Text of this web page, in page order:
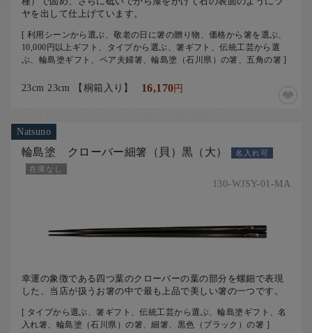
ヤを出して仕上げています。
[ 利用シーンから選ぶ、敬老の日に箸の贈り物、価格から箸を選ぶ、
10,000円以上ギフト、タイプから選ぶ、箸ギフト、伝統工芸から選
ぶ、輪島塗ギフト、ペア夫婦箸、輪島塗（石川県）の箸、五角の箸 ]
23cm 23cm 【桐箱入り】 16,170円
Natsuno
輪島塗 クローバー細箸（貝）黒（大）
名入れ可
在庫なし
130-WJSY-01-MA
幸運の象徴である四つ葉のクローバーの葉の部分を螺鈿で表現
した、当店が扱うお箸の中で最も上品で美しい箸の一つです。
[ タイプから選ぶ、箸ギフト、伝統工芸から選ぶ、輪島塗ギフト、名
入れ箸、輪島塗（石川県）の箸、細箸、黒色（ブラック）の箸 ]